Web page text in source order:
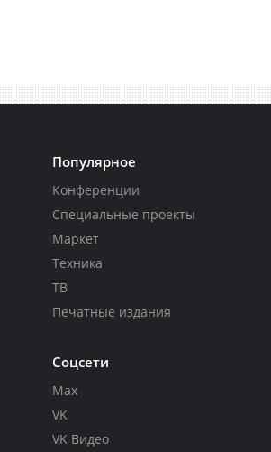
Популярное
Конференции
Специальные проекты
Маркет
Техника
ТВ
Печатные издания
Соцсети
Max
VK
VK Видео